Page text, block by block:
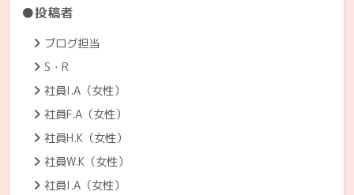
●投稿者
ブログ担当
S・R
社員I.A（女性）
社員F.A（女性）
社員H.K（女性）
社員W.K（女性）
社員I.A（女性）